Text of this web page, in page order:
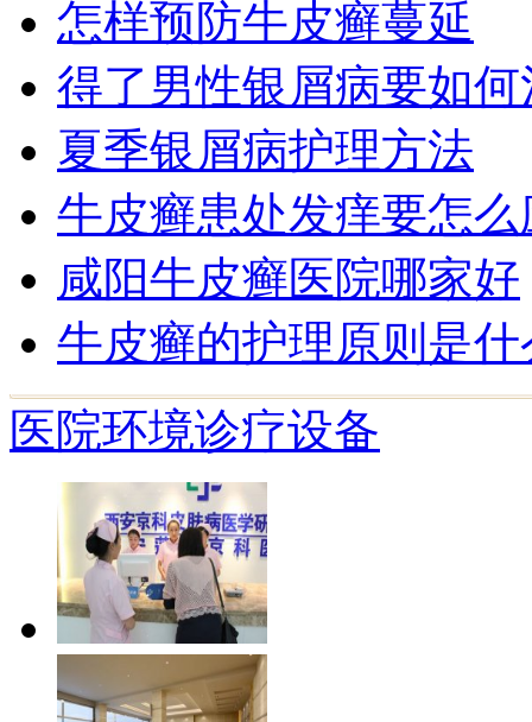
怎样预防牛皮癣蔓延
得了男性银屑病要如何
夏季银屑病护理方法
牛皮癣患处发痒要怎么
咸阳牛皮癣医院哪家好
牛皮癣的护理原则是什
医院环境诊疗设备